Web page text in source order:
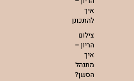
איך
להתכונן?
צילום
הריון –
איך
מתנהל
הסשן?